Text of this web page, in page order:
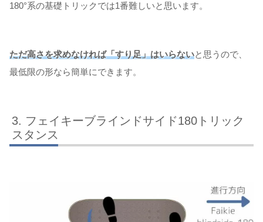
180°系の基礎トリックでは1番難しいと思います。
ただ高さを求めなければ「すり足」はいらないと思うので、
最低限の形なら簡単にできます。
フェイキーブラインドサイド180トリック
スタンス